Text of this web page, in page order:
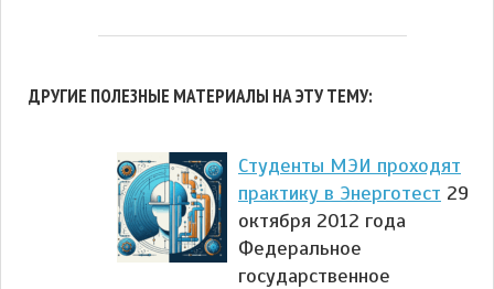
ДРУГИЕ ПОЛЕЗНЫЕ МАТЕРИАЛЫ НА ЭТУ ТЕМУ:
Студенты МЭИ проходят
практику в Энерготест 29
октября 2012 года
Федеральное
государственное